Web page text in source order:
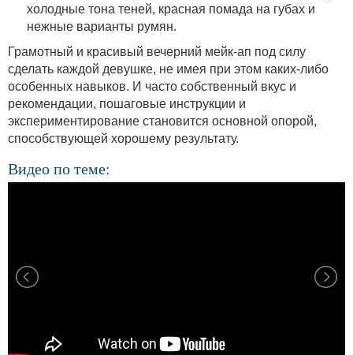
холодные тона теней, красная помада на губах и
нежные варианты румян.
Грамотный и красивый вечерний мейк-ап под силу
сделать каждой девушке, не имея при этом каких-либо
особенных навыков. И часто собственный вкус и
рекомендации, пошаговые инструкции и
экспериментирование становится основной опорой,
способствующей хорошему результату.
Видео по теме: